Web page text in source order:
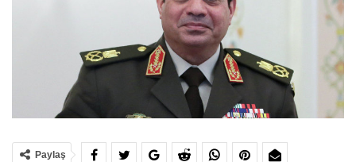
Paylaş